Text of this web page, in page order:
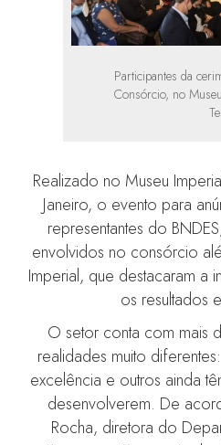
Participantes da
Consórcio, no
Realizado no Museu
Janeiro, o evento para
representantes do
envolvidos no consórcio
Imperial, que destacaram a
os resultados
O setor conta com mais
realidades muito
excelência e outros ainda
desenvolverem. De
Rocha, diretora do